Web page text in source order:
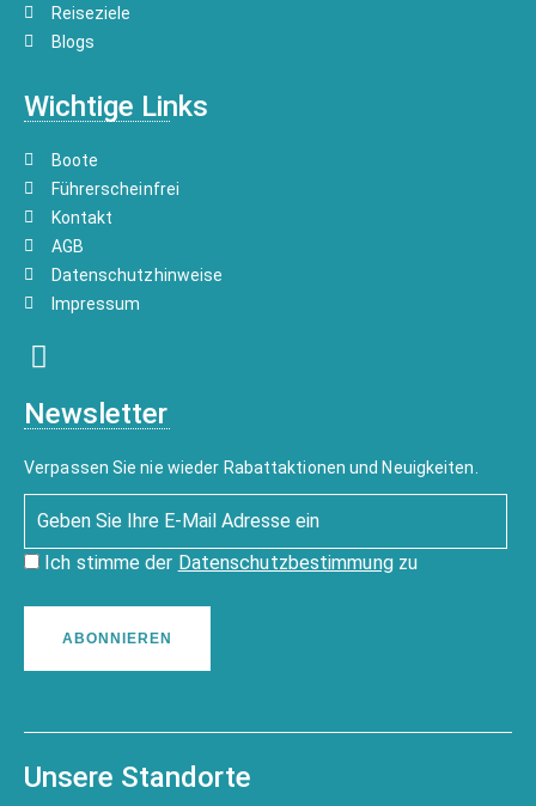
Reiseziele
Blogs
Wichtige Links
Boote
Führerscheinfrei
Kontakt
AGB
Datenschutzhinweise
Impressum
Newsletter
Verpassen Sie nie wieder Rabattaktionen und Neuigkeiten.
Ich stimme der Datenschutzbestimmungzu
ABONNIEREN
Unsere Standorte